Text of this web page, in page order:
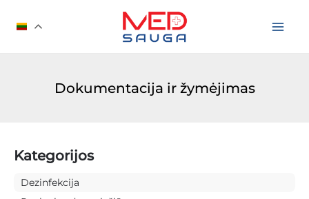
prie
Dokumentacija ir žymėjimas
Kategorijos
Dezinfekcija